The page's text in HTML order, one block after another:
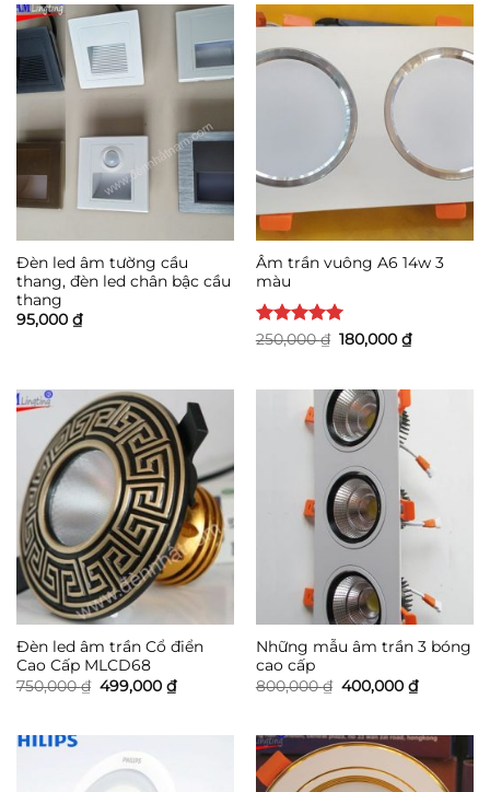
270,000 ₫.
Đèn led âm tường cầu
thang, đèn led chân bậc cầu
thang
95,000 ₫
Âm trần vuông A6 14w 3
màu
Được xếp
250,000₫ Giá
gốc
180,000 ₫Giá
hiện
180,000 ₫.
Đèn led âm trần Cổ điển
Cao Cấp MLCD68
750,000₫ Giá
499,000 ₫Giá
hiện
Những mẫu âm trần 3 bóng
cao cấp
800,000₫ Giá
400,000 ₫Giá
hiện
400,000